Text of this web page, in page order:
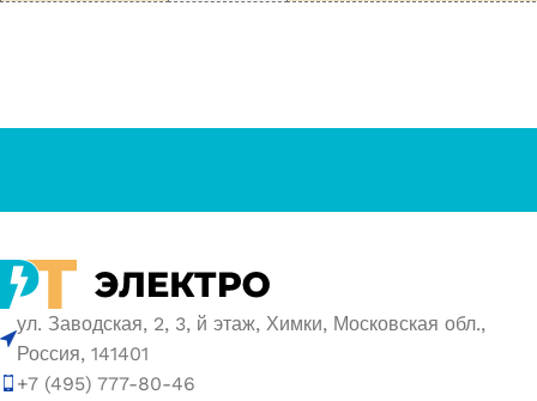
ул. Заводская, 2, 3, й этаж, Химки, Московская обл.,
Россия, 141401
+7 (495) 777-80-46